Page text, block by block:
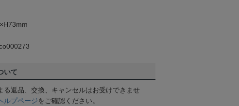
いて
る返品、交換、キャンセルはお受けできませ
ルプページをご確認ください。